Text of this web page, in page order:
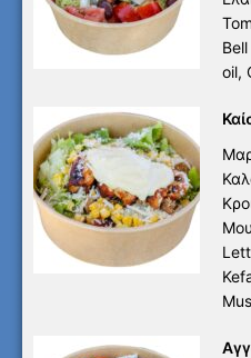
oil,